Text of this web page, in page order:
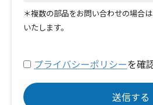
＊複数の部品をお問い合わせの場合
いたします。
プライバシーポリシーを確